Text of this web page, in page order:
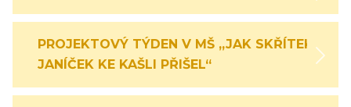
PROJEKTOVÝ TÝDEN V MŠ „JAK SKŘÍTEK
JANÍČEK KE KAŠLI PŘIŠEL“